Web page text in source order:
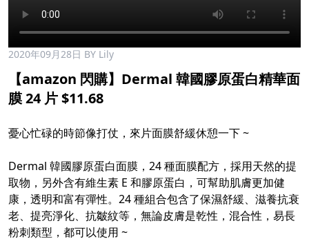
2020年09月28日 BY Lily
【amazon 閃購】Dermal 韓國膠原蛋白精華面
膜 24 片 $11.68
憂心忙碌的時節像打仗，來片面膜舒緩休憩一下 ~
Dermal 韓國膠原蛋白面膜，24 種面膜配方，採用天然的提
取物，另外含有維生素 E 和膠原蛋白，可幫助肌膚更加健
康，透明和富有彈性。24 種組合包含了保濕舒緩、滋養抗衰
老、提亮淨化、抗皺紋等，無論皮膚是乾性，混合性，易長
粉刺類型，都可以使用 ~